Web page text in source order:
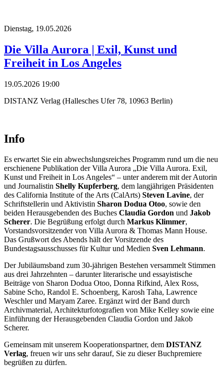
Dienstag, 19.05.2026
Die Villa Aurora | Exil, Kunst und
Freiheit in Los Angeles
19.05.2026 19:00
DISTANZ Verlag (Hallesches Ufer 78, 10963 Berlin)
Info
Es erwartet Sie ein abwechslungsreiches Programm rund um die neu
erschienene Publikation der Villa Aurora „Die Villa Aurora. Exil,
Kunst und Freiheit in Los Angeles“ – unter anderem mit der Autorin
und Journalistin Shelly Kupferberg, dem langjährigen Präsidenten
des California Institute of the Arts (CalArts) Steven Lavine, der
Schriftstellerin und Aktivistin Sharon Dodua Otoo, sowie den
beiden Herausgebenden des Buches Claudia Gordon und Jakob
Scherer. Die Begrüßung erfolgt durch Markus Klimmer,
Vorstandsvorsitzender von Villa Aurora & Thomas Mann House.
Das Grußwort des Abends hält der Vorsitzende des
Bundestagsausschusses für Kultur und Medien Sven Lehmann.
Der Jubiläumsband zum 30-jährigen Bestehen versammelt Stimmen
aus drei Jahrzehnten – darunter literarische und essayistische
Beiträge von Sharon Dodua Otoo, Donna Rifkind, Alex Ross,
Sabine Scho, Randol E. Schoenberg, Karosh Taha, Lawrence
Weschler und Maryam Zaree. Ergänzt wird der Band durch
Archivmaterial, Architekturfotografien von Mike Kelley sowie eine
Einführung der Herausgebenden Claudia Gordon und Jakob
Scherer.
Gemeinsam mit unserem Kooperationspartner, dem DISTANZ
Verlag, freuen wir uns sehr darauf, Sie zu dieser Buchpremiere
begrüßen zu dürfen.